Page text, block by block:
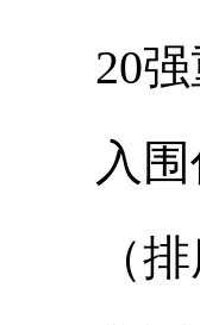
20强
入围
（排序